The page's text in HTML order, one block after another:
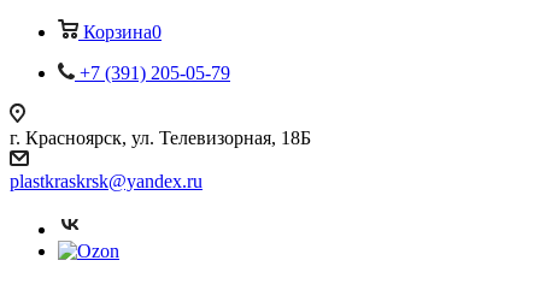
Корзина0
+7 (391) 205-05-79
г. Красноярск, ул. Телевизорная, 18Б
plastkraskrsk@yandex.ru